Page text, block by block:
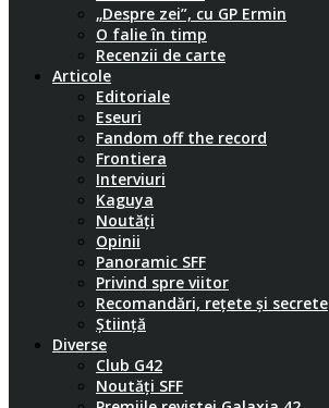
„Despre zei”, cu GP Ermin
O falie în timp
Recenzii de carte
Articole
Editoriale
Eseuri
Fandom off the record
Frontiera
Interviuri
Kaguya
Noutăți
Opinii
Panoramic SFF
Privind spre viitor
Recomandări, rețete și secrete
Știință
Diverse
Club G42
Noutăți SFF